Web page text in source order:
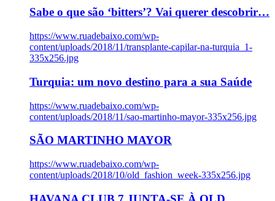
Sabe o que são ‘bitters’? Vai querer descobrir…
https://www.ruadebaixo.com/wp-
content/uploads/2018/11/transplante-capilar-na-turquia_1-
335x256.jpg
Turquia: um novo destino para a sua Saúde
https://www.ruadebaixo.com/wp-
content/uploads/2018/11/sao-martinho-mayor-335x256.jpg
SÃO MARTINHO MAYOR
https://www.ruadebaixo.com/wp-
content/uploads/2018/10/old_fashion_week-335x256.jpg